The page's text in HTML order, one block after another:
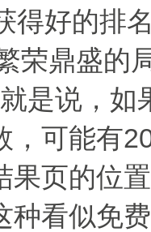
得好的排
鼎盛的局
是说，
，可能有
果页的位
种看似免